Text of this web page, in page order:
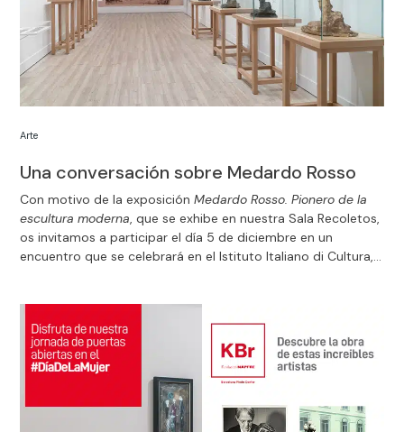
Una conversación sobre Medardo Rosso
Arte
Con motivo de la exposiciónMedardo Rosso. Pionero de la
escultura moderna, que se exhibe en nuestra Sala Recoletos,
os invitamos a participar el día 5 de diciembre en un
encuentro que se celebrará en el Istituto Italiano di Cultura,